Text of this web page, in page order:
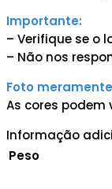
Importante:
– Verifique se o
– Não nos
Foto
As cores
Informação
Peso